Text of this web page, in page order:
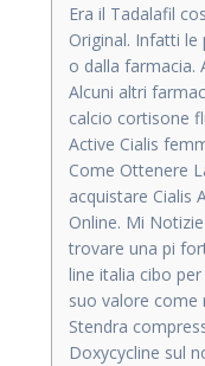
Era il Tadalafil
Original. Infatti
o dalla farmacia.
Alcuni altri
calcio cortisone
Active Cialis
Come Ottenere
acquistare Cialis
Online. Mi
trovare una pi
line italia cibo
suo valore come
Stendra
Doxycycline sul